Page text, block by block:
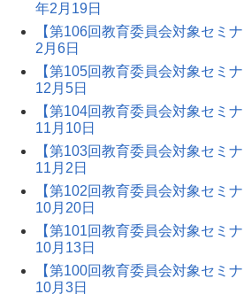
年2月19日
【第106回教育委員会対象セミ
2月6日
【第105回教育委員会対象セミ
12月5日
【第104回教育委員会対象セミ
11月10日
【第103回教育委員会対象セミ
11月2日
【第102回教育委員会対象セミ
10月20日
【第101回教育委員会対象セミ
10月13日
【第100回教育委員会対象セミ
10月3日